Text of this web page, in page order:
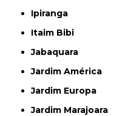
Ipiranga
Itaim Bibi
Jabaquara
Jardim América
Jardim Europa
Jardim Marajoara